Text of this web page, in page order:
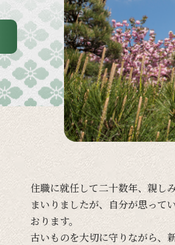
住職に就任して二十数年、 親し
まいりましたが、自分が思って
おります。
古いものを大切に守りながら、